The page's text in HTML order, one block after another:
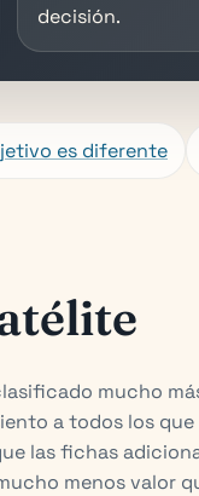
decisión.
es diferente
mucho
a todos los
las fichas
menos valor